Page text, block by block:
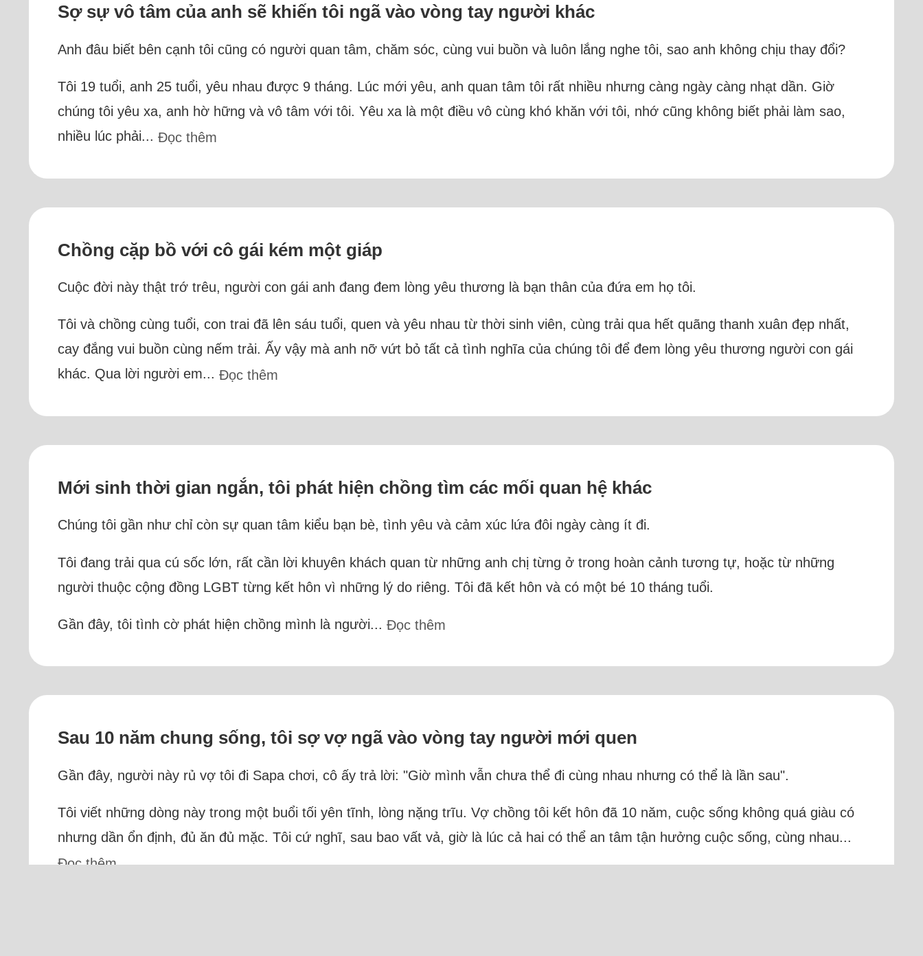
Sợ sự vô tâm của anh sẽ khiến tôi ngã vào vòng tay người khác
Anh đâu biết bên cạnh tôi cũng có người quan tâm, chăm sóc, cùng vui buồn và luôn lắng nghe tôi, sao anh không chịu thay đổi?
Tôi 19 tuổi, anh 25 tuổi, yêu nhau được 9 tháng. Lúc mới yêu, anh quan tâm tôi rất nhiều nhưng càng ngày càng nhạt dần. Giờ
chúng tôi yêu xa, anh hờ hững và vô tâm với tôi. Yêu xa là một điều vô cùng khó khăn với tôi, nhớ cũng không biết phải làm sao,
nhiều lúc phải... Đọc thêm
Chồng cặp bồ với cô gái kém một giáp
Cuộc đời này thật trớ trêu, người con gái anh đang đem lòng yêu thương là bạn thân của đứa em họ tôi.
Tôi và chồng cùng tuổi, con trai đã lên sáu tuổi, quen và yêu nhau từ thời sinh viên, cùng trải qua hết quãng thanh xuân đẹp nhất,
cay đắng vui buồn cùng nếm trải. Ấy vậy mà anh nỡ vứt bỏ tất cả tình nghĩa của chúng tôi để đem lòng yêu thương người con gái
khác. Qua lời người em... Đọc thêm
Mới sinh thời gian ngắn, tôi phát hiện chồng tìm các mối quan hệ khác
Chúng tôi gần như chỉ còn sự quan tâm kiểu bạn bè, tình yêu và cảm xúc lứa đôi ngày càng ít đi.
Tôi đang trải qua cú sốc lớn, rất cần lời khuyên khách quan từ những anh chị từng ở trong hoàn cảnh tương tự, hoặc từ những
người thuộc cộng đồng LGBT từng kết hôn vì những lý do riêng. Tôi đã kết hôn và có một bé 10 tháng tuổi.
Gần đây, tôi tình cờ phát hiện chồng mình là người... Đọc thêm
Sau 10 năm chung sống, tôi sợ vợ ngã vào vòng tay người mới quen
Gần đây, người này rủ vợ tôi đi Sapa chơi, cô ấy trả lời: "Giờ mình vẫn chưa thể đi cùng nhau nhưng có thể là lần sau".
Tôi viết những dòng này trong một buổi tối yên tĩnh, lòng nặng trĩu. Vợ chồng tôi kết hôn đã 10 năm, cuộc sống không quá giàu có
nhưng dần ổn định, đủ ăn đủ mặc. Tôi cứ nghĩ, sau bao vất vả, giờ là lúc cả hai có thể an tâm tận hưởng cuộc sống, cùng nhau...
Đọc thêm